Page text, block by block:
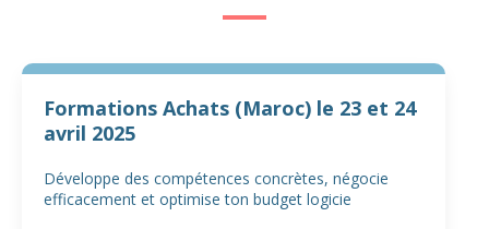
Formations Achats (Maroc) le 23 et 24
avril 2025
Développe des compétences concrètes, négocie
efficacement et optimise ton budget logicie